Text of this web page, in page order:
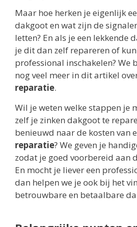
Maar hoe herken je eigenlijk
dakgoot en wat zijn de
letten? En als je een lekkende
je dit dan zelf repareren of
professional inschakelen? We
nog veel meer in dit artikel
reparatie.
Wil je weten welke stappen je
zelf je zinken dakgoot te
benieuwd naar de kosten van
reparatie? We geven je
zodat je goed voorbereid aan
En mocht je liever een
dan helpen we je ook bij het
betrouwbare en betaalbare